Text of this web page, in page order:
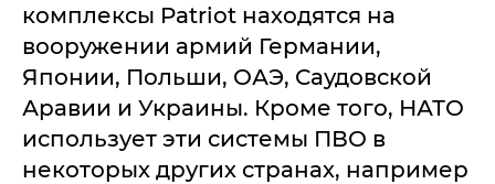
комплексы Patriot находятся на
вооружении армий Германии,
Японии, Польши, ОАЭ, Саудовской
Аравии и Украины. Кроме того, НАТО
использует эти системы ПВО в
некоторых других странах, например